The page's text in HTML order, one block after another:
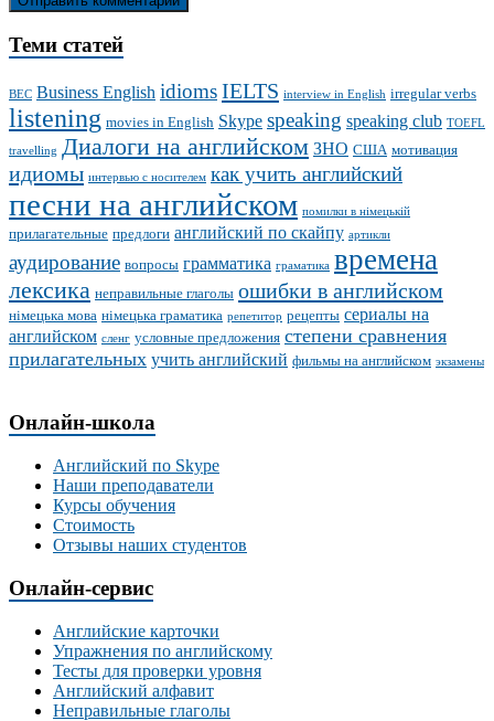
Теми статей
BEC Business English idiomsIELTS interview in English irregular verbs
listening movies in English Skype speaking speaking club TOEFL
travelling Диалоги на английском ЗНО США мотивация
идиомы интервью с носителем как учить английский
песни на английском помилки в німецькій
прилагательные предлоги английский по скайпу артикли
аудирование вопросы грамматика граматика времена
лексика неправильные глаголы ошибки в английском
німецька мова німецька граматика репетитор рецепты сериалы на
английском сленг условные предложения степени сравнения
прилагательных учить английский фильмы на английском экзамены
Онлайн-школа
Английский по Skype
Наши преподаватели
Курсы обучения
Стоимость
Отзывы наших студентов
Онлайн-сервис
Английские карточки
Упражнения по английскому
Тесты для проверки уровня
Английский алфавит
Неправильные глаголы